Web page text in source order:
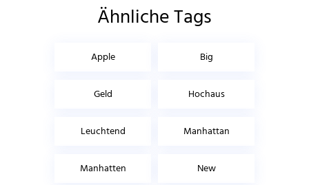
Ähnliche Tags
Apple Big
Geld Hochaus
Leuchtend Manhattan
Manhatten New